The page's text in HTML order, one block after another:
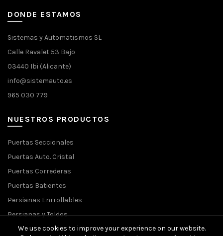
DONDE ESTAMOS
Sistemas y Automatismos SL
Calle Ravalet 53 Bajo
03440 Ibi (Alicante)
info@sistemauto.es
965 030 779
NUESTROS PRODUCTOS
Puertas Seccionales
Puertas Auto. Cristal
Puertas Correderas
Puertas Batientes
Persianas Enrrollables
Persianas y Toldos
We use cookies to improve your experience on our website.